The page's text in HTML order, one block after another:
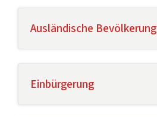
Ausländische Bevölkerung
Einbürgerung